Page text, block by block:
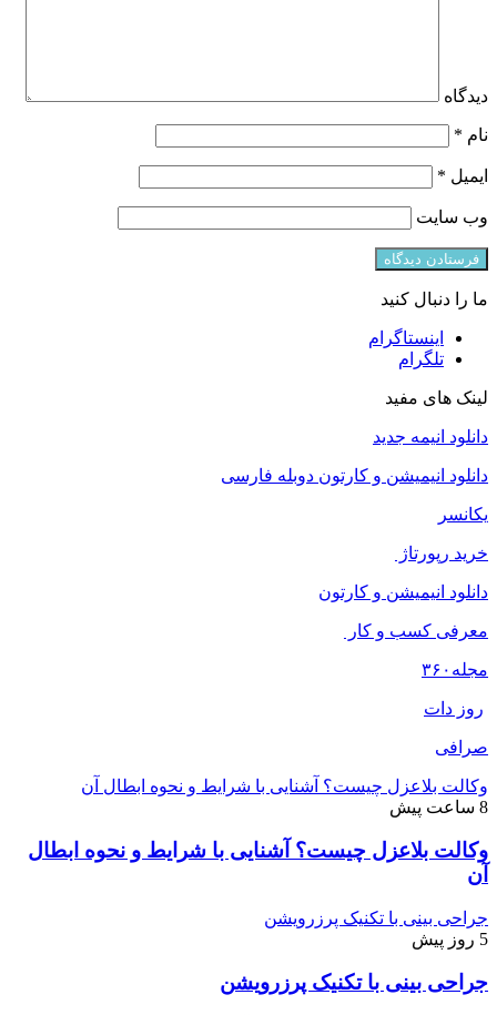
دیدگاه
نام *
ایمیل *
وب‌ سایت
ما را دنبال کنید
اینستاگرام
تلگرام
لینک های مفید
دانلود انیمه جدید
دانلود انیمیشن و کارتون دوبله فارسی
یکانسر
خرید رپورتاژ
دانلود انیمیشن و کارتون
معرفی کسب و کار
مجله ۳۶۰
روز دات
صرافی
وکالت بلاعزل چیست؟ آشنایی با شرایط و نحوه ابطال آن
8 ساعت پیش
وکالت بلاعزل چیست؟ آشنایی با شرایط و نحوه ابطال
آن
جراحی بینی با تکنیک پرزرویشن
5 روز پیش
جراحی بینی با تکنیک پرزرویشن